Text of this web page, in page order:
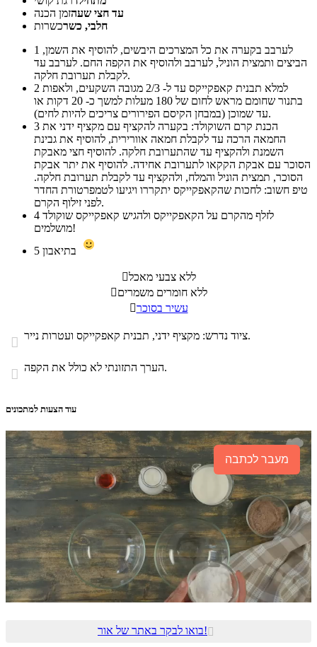
עד חצי שעהזמן הכנה
חלבי, כשרכשרות
1
הביצים ותמצית הוניל, לערבב ולהוסיף את הקפה החם. לערבב עד
לקבלת תערובת חלקה.
2
בתנור שחומם מראש לחום של 180 מעלות למשך כ- 20 דקות או
עד שמוכן (במבחן הקיסם הפירורים צריכים להיות לחים).
3
החמאה הרכה עד לקבלת חמאה אוורירית, להוסיף את גבינת
השמנת ולהקציף עד שהתערובת חלקה. להוסיף חצי מאבקת
הסוכר עם אבקת הקקאו לתערובת אחידה. להוסיף את יתר אבקת
הסוכר, תמצית הוניל והמלח, ולהקציף עד לקבלת תערובת חלקה.
טיפ חשוב: לחכות שהקאפקייקס יתקררו ויגיעו לטמפרטורת החדר
לפני זילוף הקרם.
4
מושלמים!
5
ללא צבעי מאכל
ללא חומרים משמרים
עשיר בסוכר
 ציוד נדרש: מקציף ידני, תבנית קאפקייקס ועטרות נייר.
 הערך התזונתי לא כולל את הקפה.
עוד הצעות למתכונים
מעבר לכתבה
בואו לבקר באתר של אור!